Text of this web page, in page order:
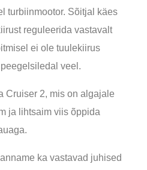
turbiinmootor. Sõitjal käes
reguleerida vastavalt
ei ole tuulekiirus
veel.
Cruiser 2, mis on algajale
ja lihtsaim viis õppida
ka vastavad juhised